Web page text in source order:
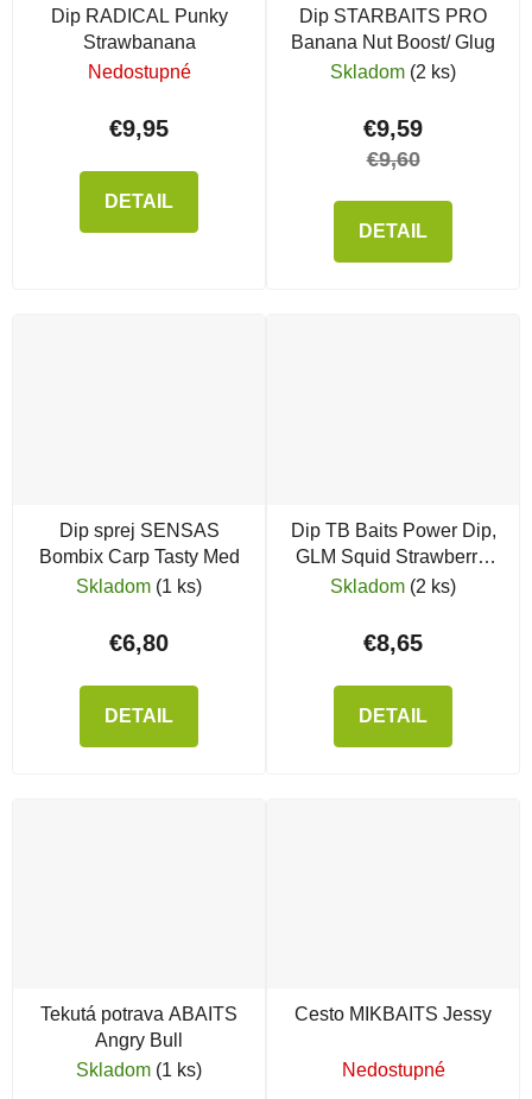
Dip RADICAL Punky
Strawbanana
Nedostupné
€9,95
DETAIL
Dip STARBAITS PRO
Banana Nut Boost/ Glug
Skladom (2 ks)
€9,59
€9,60
DETAIL
Dip sprej SENSAS
Bombix Carp Tasty Med
Skladom (1 ks)
€6,80
DETAIL
Dip TB Baits Power Dip,
GLM Squid Strawberry,
150 ml
Skladom (2 ks)
€8,65
DETAIL
Tekutá potrava ABAITS
Angry Bull
Skladom (1 ks)
Cesto MIKBAITS Jessy
Nedostupné